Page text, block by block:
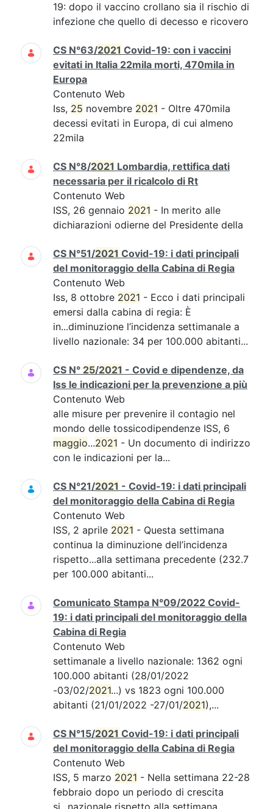
19: dopo il vaccino crollano sia il rischio di
infezione che quello di decesso e ricovero
CS N°63/2021 Covid-19: con i vaccini
evitati in Italia 22mila morti, 470mila in
Europa
Contenuto Web
Iss, 25 novembre 2021 - Oltre 470mila
decessi evitati in Europa, di cui almeno
22mila
CS N°8/2021 Lombardia, rettifica dati
necessaria per il ricalcolo di Rt
Contenuto Web
ISS, 26 gennaio 2021 - In merito alle
dichiarazioni odierne del Presidente della
CS N°51/2021 Covid-19: i dati principali
del monitoraggio della Cabina di Regia
Contenuto Web
Iss, 8 ottobre 2021 - Ecco i dati principali
emersi dalla cabina di regia: È
in...diminuzione l’incidenza settimanale a
livello nazionale: 34 per 100.000 abitanti...
CS N° 25/2021 - Covid e dipendenze, da
Iss le indicazioni per la prevenzione a più
Contenuto Web
alle misure per prevenire il contagio nel
mondo delle tossicodipendenze ISS, 6
maggio...2021 - Un documento di indirizzo
con le indicazioni per la...
CS N°21/2021 - Covid-19: i dati principali
del monitoraggio della Cabina di Regia
Contenuto Web
ISS, 2 aprile 2021 - Questa settimana
continua la diminuzione dell’incidenza
rispetto...alla settimana precedente (232.7
per 100.000 abitanti...
Comunicato Stampa N°09/2022 Covid-
19: i dati principali del monitoraggio della
Cabina di Regia
Contenuto Web
settimanale a livello nazionale: 1362 ogni
100.000 abitanti (28/01/2022
-03/02/2021...) vs 1823 ogni 100.000
abitanti (21/01/2022 -27/01/2021),...
CS N°15/2021 Covid-19: i dati principali
del monitoraggio della Cabina di Regia
Contenuto Web
ISS, 5 marzo 2021 - Nella settimana 22-28
febbraio dopo un periodo di crescita
si...nazionale rispetto alla settimana